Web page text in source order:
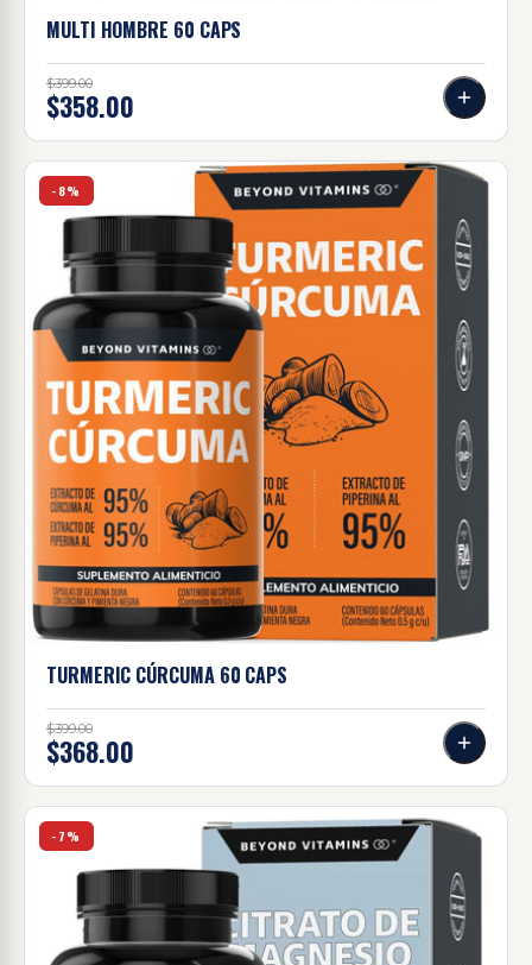
MULTI HOMBRE 60 CAPS
$399.00
$358.00
Turmeric Cúrcuma 60 caps
-8%
TURMERIC CÚRCUMA 60 CAPS
$399.00
$368.00
Citrato de magnesio 60 Caps
-7%